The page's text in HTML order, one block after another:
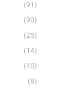
(91)
(90)
(25)
(14)
(40)
(8)